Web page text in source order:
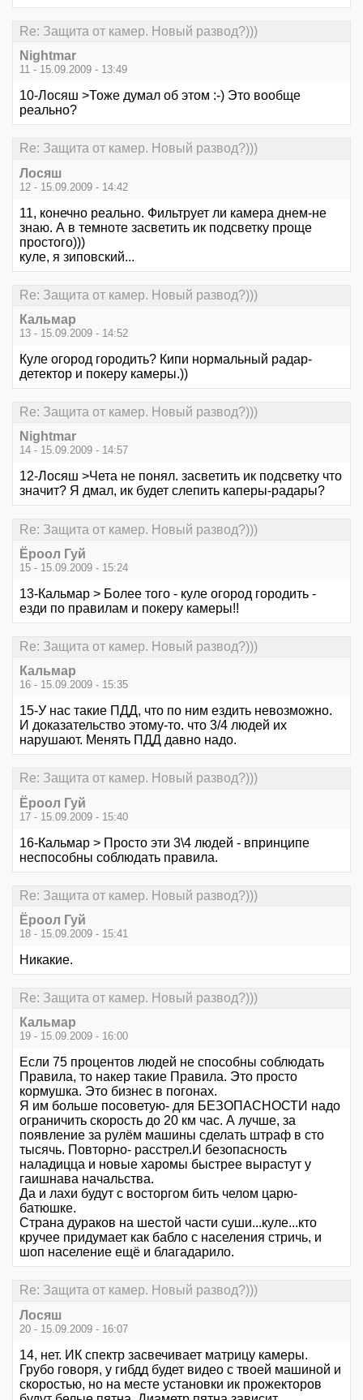
Re: Защита от камер. Новый развод?)))
Nightmar
11 - 15.09.2009 - 13:49
10-Лосяш >Тоже думал об этом :-) Это вообще
реально?
Re: Защита от камер. Новый развод?)))
Лосяш
12 - 15.09.2009 - 14:42
11, конечно реально. Фильтрует ли камера днем-не
знаю. А в темноте засветить ик подсветку проще
простого)))
куле, я зиповский...
Re: Защита от камер. Новый развод?)))
Кальмар
13 - 15.09.2009 - 14:52
Куле огород городить? Кипи нормальный радар-
детектор и покеру камеры.))
Re: Защита от камер. Новый развод?)))
Nightmar
14 - 15.09.2009 - 14:57
12-Лосяш >Чета не понял. засветить ик подсветку что
значит? Я дмал, ик будет слепить каперы-радары?
Re: Защита от камер. Новый развод?)))
Ёроол Гуй
15 - 15.09.2009 - 15:24
13-Кальмар > Более того - куле огород городить -
езди по правилам и покеру камеры!!
Re: Защита от камер. Новый развод?)))
Кальмар
16 - 15.09.2009 - 15:35
15-У нас такие ПДД, что по ним ездить невозможно.
И доказательство этому-то. что 3/4 людей их
нарушают. Менять ПДД давно надо.
Re: Защита от камер. Новый развод?)))
Ёроол Гуй
17 - 15.09.2009 - 15:40
16-Кальмар > Просто эти 3\4 людей - впринципе
неспособны соблюдать правила.
Re: Защита от камер. Новый развод?)))
Ёроол Гуй
18 - 15.09.2009 - 15:41
Никакие.
Re: Защита от камер. Новый развод?)))
Кальмар
19 - 15.09.2009 - 16:00
Если 75 процентов людей не способны соблюдать
Правила, то накер такие Правила. Это просто
кормушка. Это бизнес в погонах.
Я им больше посоветую- для БЕЗОПАСНОСТИ надо
ограничить скорость до 20 км час. А лучше, за
появление за рулём машины сделать штраф в сто
тысячь. Повторно- расстрел.И безопасность
наладицца и новые харомы быстрее вырастут у
гаишнава начальства.
Да и лахи будут с восторгом бить челом царю-
батюшке.
Страна дураков на шестой части суши...куле...кто
кручее придумает как бабло с населения стричь, и
шоп население ещё и благадарило.
Re: Защита от камер. Новый развод?)))
Лосяш
20 - 15.09.2009 - 16:07
14, нет. ИК спектр засвечивает матрицу камеры.
Грубо говоря, у гибдд будет видео с твоей машиной и
скоростью, но на месте установки ик прожекторов